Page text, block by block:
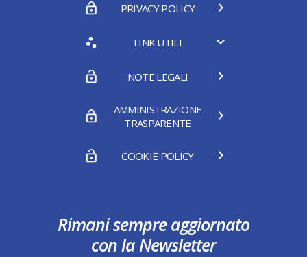
PRIVACY POLICY
LINK UTILI
NOTE LEGALI
AMMINISTRAZIONE
TRASPARENTE
COOKIE POLICY
Rimani sempre aggiornato
con la Newsletter